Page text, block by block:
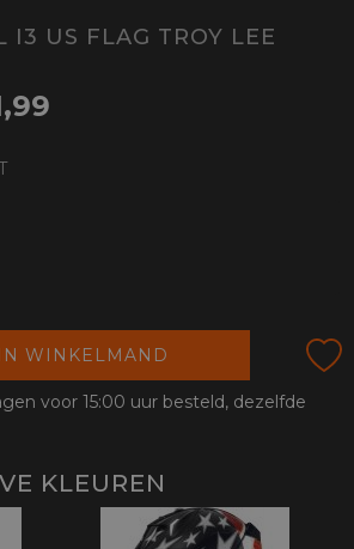
I3 US FLAG TROY LEE
WINKELMAND
voor 15:00 uur besteld, dezelfde
KLEUREN